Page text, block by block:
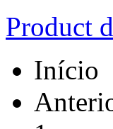
Product
Início